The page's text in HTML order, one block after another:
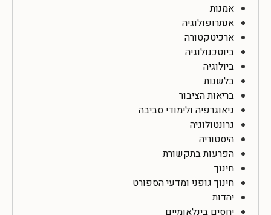
אמנות
אנתרופולוגיה
ארכיטקטורה
ביוטכנולוגיה
ביולוגיה
בלשנות
בריאות הציבור
גיאוגרפיה ולימודי סביבה
גרונטולוגיה
היסטוריה
הפרעות בתקשורת
חינוך
חינוך גופני ומדעי הספורט
יהדות
יחסים בינלאומיים